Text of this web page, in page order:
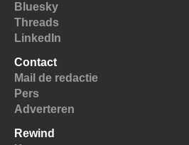
Bluesky
Threads
LinkedIn
Contact
Mail de redactie
Pers
Adverteren
Rewind